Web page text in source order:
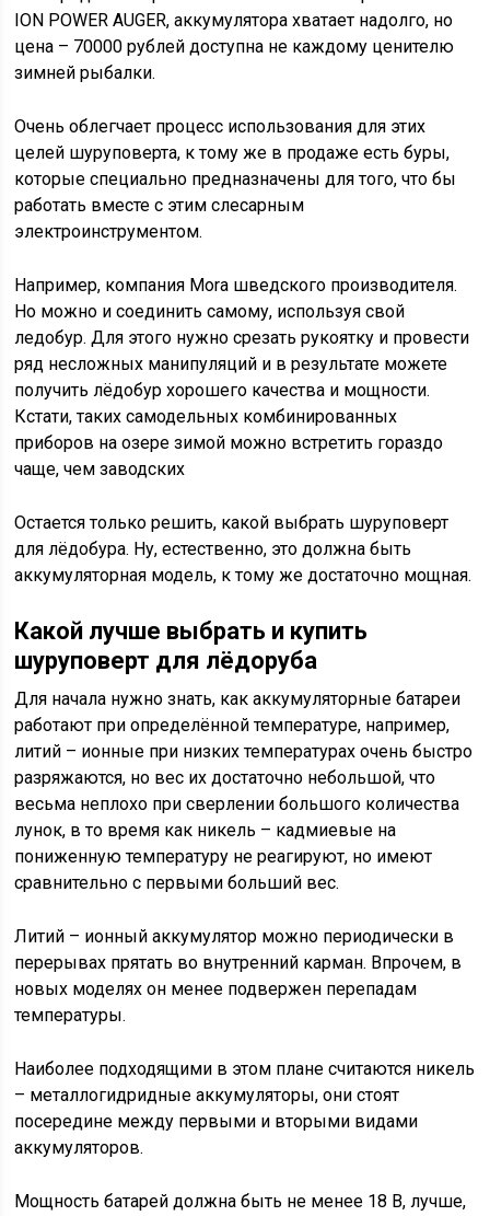
ION POWER AUGER, аккумулятора хватает надолго, но
цена – 70000 рублей доступна не каждому ценителю
зимней рыбалки.
Очень облегчает процесс использования для этих
целей шуруповерта, к тому же в продаже есть буры,
которые специально предназначены для того, что бы
работать вместе с этим слесарным
электроинструментом.
Например, компания Mora шведского производителя.
Но можно и соединить самому, используя свой
ледобур. Для этого нужно срезать рукоятку и провести
ряд несложных манипуляций и в результате можете
получить лёдобур хорошего качества и мощности.
Кстати, таких самодельных комбинированных
приборов на озере зимой можно встретить гораздо
чаще, чем заводских
Остается только решить, какой выбрать шуруповерт
для лёдобура. Ну, естественно, это должна быть
аккумуляторная модель, к тому же достаточно мощная.
Какой лучше выбрать и купить
шуруповерт для лёдоруба
Для начала нужно знать, как аккумуляторные батареи
работают при определённой температуре, например,
литий – ионные при низких температурах очень быстро
разряжаются, но вес их достаточно небольшой, что
весьма неплохо при сверлении большого количества
лунок, в то время как никель – кадмиевые на
пониженную температуру не реагируют, но имеют
сравнительно с первыми больший вес.
Литий – ионный аккумулятор можно периодически в
перерывах прятать во внутренний карман. Впрочем, в
новых моделях он менее подвержен перепадам
температуры.
Наиболее подходящими в этом плане считаются никель
– металлогидридные аккумуляторы, они стоят
посередине между первыми и вторыми видами
аккумуляторов.
Мощность батарей должна быть не менее 18 В, лучше,